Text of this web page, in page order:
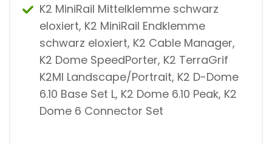
K2 MiniRail Mittelklemme schwarz
eloxiert, K2 MiniRail Endklemme
schwarz eloxiert, K2 Cable Manager,
K2 Dome SpeedPorter, K2 TerraGrif
K2MI Landscape/Portrait, K2 D-Dome
6.10 Base Set L, K2 Dome 6.10 Peak, K2
Dome 6 Connector Set